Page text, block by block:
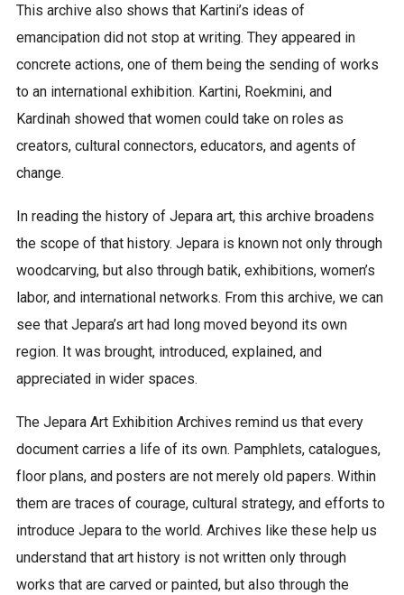
This archive also shows that Kartini’s ideas of
emancipation did not stop at writing. They appeared in
concrete actions, one of them being the sending of works
to an international exhibition. Kartini, Roekmini, and
Kardinah showed that women could take on roles as
creators, cultural connectors, educators, and agents of
change.
In reading the history of Jepara art, this archive broadens
the scope of that history. Jepara is known not only through
woodcarving, but also through batik, exhibitions, women’s
labor, and international networks. From this archive, we can
see that Jepara’s art had long moved beyond its own
region. It was brought, introduced, explained, and
appreciated in wider spaces.
The Jepara Art Exhibition Archives remind us that every
document carries a life of its own. Pamphlets, catalogues,
floor plans, and posters are not merely old papers. Within
them are traces of courage, cultural strategy, and efforts to
introduce Jepara to the world. Archives like these help us
understand that art history is not written only through
works that are carved or painted, but also through the